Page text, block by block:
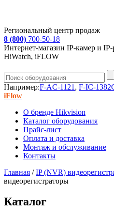
Региональный центр продаж
8 (800) 700-50-18
Интернет-магазин IP-камер и
HiWatch, iFLOW
Например:F-AC-1121 , F-IC-
iFlow
О бренде Hikvision
Каталог оборудования
Прайс-лист
Оплата и доставка
Монтаж и обслуживание
Контакты
Главная /IP (NVR)
видеорегистраторы
Каталог